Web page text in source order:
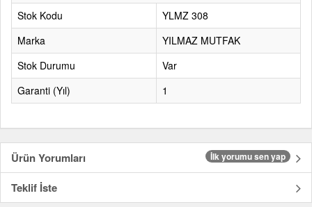
Stok Kodu
YLMZ 308
Marka
YILMAZ MUTFAK
Stok Durumu
Var
Garanti (Yıl)
1
Ürün Yorumları İlk yorumu sen yap
Teklif İste